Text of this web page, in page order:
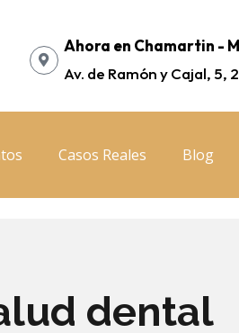
Ahora en Chamartin -
Av. de Ramón y Cajal, 5,
Casos Reales Blog
dental